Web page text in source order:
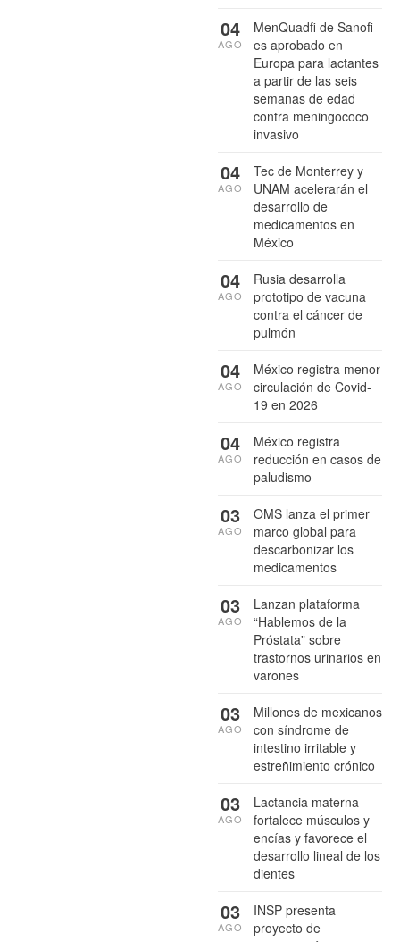
MenQuadfi de Sanofi
es aprobado en
Europa para lactantes
a partir de las seis
semanas de edad
contra meningococo
invasivo
04
AGO
Tec de Monterrey y
UNAM acelerarán el
desarrollo de
medicamentos en
México
04
AGO
Rusia desarrolla
prototipo de vacuna
contra el cáncer de
pulmón
04
AGO
México registra menor
circulación de Covid-
19 en 2026
04
AGO
México registra
reducción en casos de
paludismo
04
AGO
OMS lanza el primer
marco global para
descarbonizar los
medicamentos
03
AGO
Lanzan plataforma
“Hablemos de la
Próstata” sobre
trastornos urinarios en
varones
03
AGO
Millones de mexicanos
con síndrome de
intestino irritable y
estreñimiento crónico
03
AGO
Lactancia materna
fortalece músculos y
encías y favorece el
desarrollo lineal de los
dientes
03
AGO
INSP presenta
proyecto de
03
AGO